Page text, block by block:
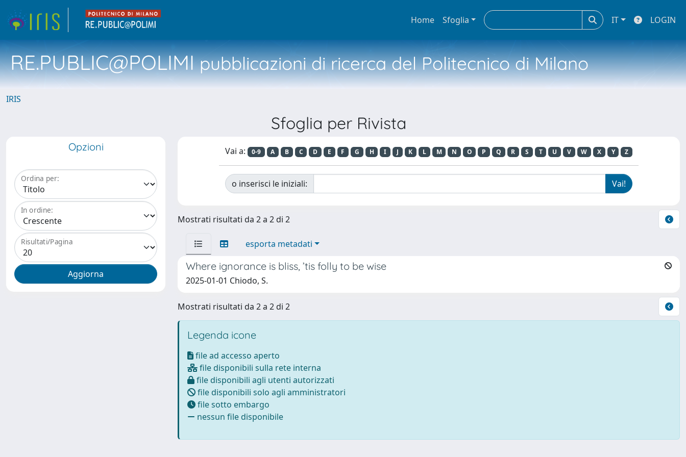
Home Sfoglia IT LOGIN
RE.PUBLIC@POLIMIpubblicazioni di ricerca del Politecnico di Milano
IRIS
Sfoglia per Rivista
Opzioni
Ordina per:
In ordine:
Risultati/Pagina
Vai a: 0-9 A B C D E F G H I J K L M N O P Q R S T U V W X Y Z
o inserisci le iniziali:
Mostrati risultati da 2 a 2 di 2
esporta metadati
Where ignorance is bliss, ’tis folly to be wise
2025-01-01 Chiodo, S.
Mostrati risultati da 2 a 2 di 2
Legenda icone
file ad accesso aperto
file disponibili sulla rete interna
file disponibili agli utenti autorizzati
file disponibili solo agli amministratori
file sotto embargo
nessun file disponibile